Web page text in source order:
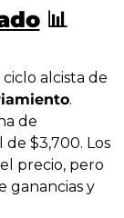
📊
alcista de
.
de
de $3,700. Los
precio, pero
ganancias y